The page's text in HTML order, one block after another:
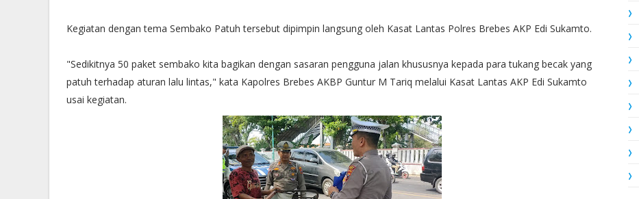
Kegiatan dengan tema Sembako Patuh tersebut dipimpin langsung oleh Kasat Lantas Polres Brebes AKP Edi Sukamto.
"Sedikitnya 50 paket sembako kita bagikan dengan sasaran pengguna jalan khususnya kepada para tukang becak yang
patuh terhadap aturan lalu lintas," kata Kapolres Brebes AKBP Guntur M Tariq melalui Kasat Lantas AKP Edi Sukamto
usai kegiatan.